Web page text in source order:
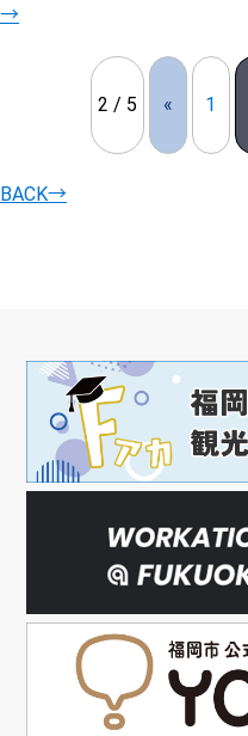
→
2 / 5 « 1
BACK→